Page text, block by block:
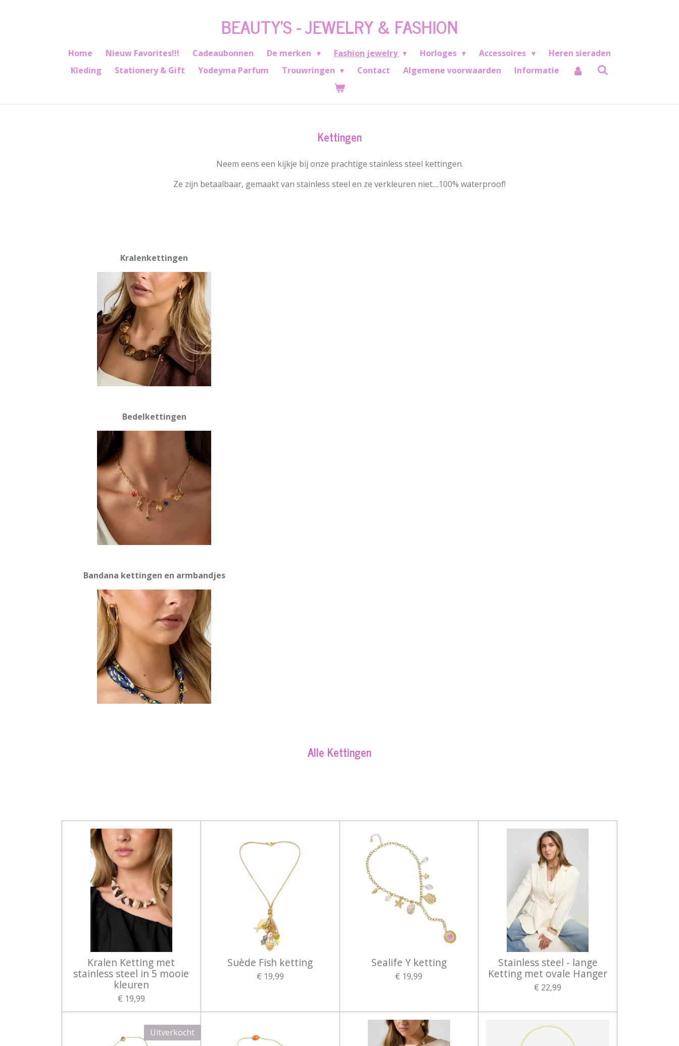
BEAUTY'S - JEWELRY & FASHION
Home Nieuw Favorites!!! Cadeaubonnen De merken Fashion jewelry Horloges Accessoires
Heren sieraden
Kleding
Stationery & Gift Yodeyma Parfum Trouwringen Contact Algemene voorwaarden Informatie
Kettingen
Neem eens een kijkje bij onze prachtige stainless steel kettingen.
Ze zijn betaalbaar, gemaakt van stainless steel en ze verkleuren niet....100% waterproof!
Kralenkettingen
Bedelkettingen
Bandana kettingen en armbandjes
Alle Kettingen
Kralen Ketting met
stainless steel in 5 mooie
kleuren
€ 19,99
Suède Fish ketting
€ 19,99
Sealife Y ketting
€ 19,99
Stainless steel - lange
Ketting met ovale Hanger
€ 22,99
Uitverkocht